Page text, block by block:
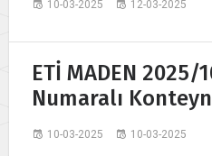
10-03-2025 12-03-2025
ETİ MADEN 2025/
Numaralı
10-03-2025 10-03-2025